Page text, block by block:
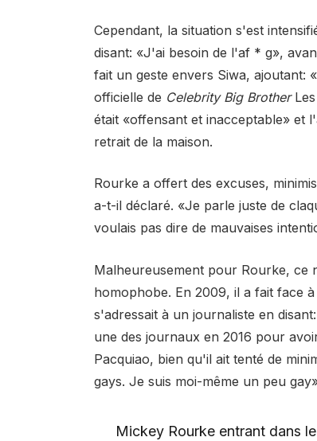
Cependant, la situation s'est
disant: «J'ai besoin de l'af * g»,
fait un geste envers Siwa, ajoutant:
officielle de Celebrity Big BrotherLes
était «offensant et inacceptable» et
retrait de la maison.
Rourke a offert des excuses,
a-t-il déclaré. «Je parle juste de
voulais pas dire de mauvaises
Malheureusement pour Rourke, ce
homophobe. En 2009, il a fait face
s'adressait à un journaliste en
une des journaux en 2016 pour
Pacquiao, bien qu'il ait tenté de
gays. Je suis moi-même un peu
Mickey Rourke entrant dans